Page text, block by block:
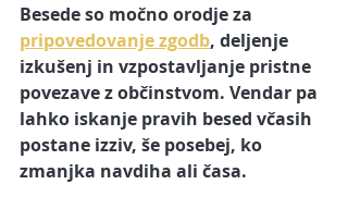
Besede so močno orodje za
pripovedovanje zgodb, deljenje
izkušenj in vzpostavljanje pristne
povezave z občinstvom. Vendar pa
lahko iskanje pravih besed včasih
postane izziv, še posebej, ko
zmanjka navdiha ali časa.